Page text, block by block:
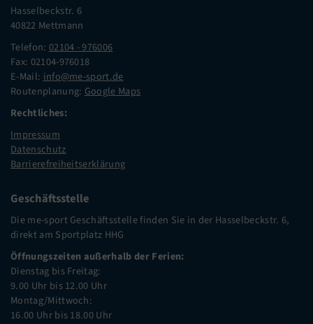
Hasselbeckstr. 6
40822 Mettmann
Telefon: 02104 - 976006
Fax: 02104-976018
E-Mail: info@me-sport.de
Routenplanung: Google Maps
Rechtliches:
Impressum
Datenschutz
Barrierefreiheitserklärung
Geschäftsstelle
Die me-sport Geschäftsstelle finden Sie in der Hasselbeckstr. 6,
direkt am Sportplatz HHG
Öffnungszeiten außerhalb der Ferien:
Dienstag bis Freitag:
9.00 Uhr bis 12.00 Uhr
Montag/Mittwoch:
16.00 Uhr bis 18.00 Uhr